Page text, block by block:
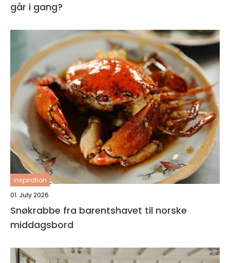
går i gang?
inspiration
01. July 2026
Snøkrabbe fra barentshavet til norske
middagsbord